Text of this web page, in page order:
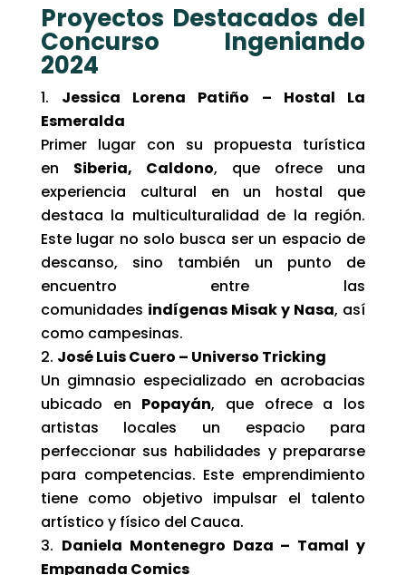
Proyectos Destacados del
Concurso Ingeniando
2024
Jessica Lorena Patiño – Hostal La
Esmeralda
Primer lugar con su propuesta turística
en Siberia, Caldono, que ofrece una
experiencia cultural en un hostal que
destaca la multiculturalidad de la región.
Este lugar no solo busca ser un espacio de
descanso, sino también un punto de
encuentro entre las
comunidades indígenas Misak y Nasa, así
como campesinas.
José Luis Cuero – Universo Tricking
Un gimnasio especializado en acrobacias
ubicado en Popayán, que ofrece a los
artistas locales un espacio para
perfeccionar sus habilidades y prepararse
para competencias. Este emprendimiento
tiene como objetivo impulsar el talento
artístico y físico del Cauca.
Daniela Montenegro Daza – Tamal y
Empanada Comics